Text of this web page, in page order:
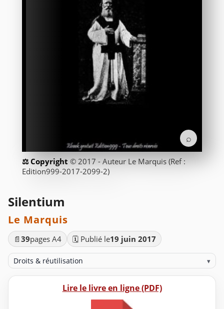
⌕
© 2017 - Auteur Le Marquis (Ref :
Edition999-2017-2099-2)
Silentium
Le Marquis
📄 39pages A4 🗓️ Publié le19 juin 2017
Droits & réutilisation ▾
Lire le livre en ligne (PDF)